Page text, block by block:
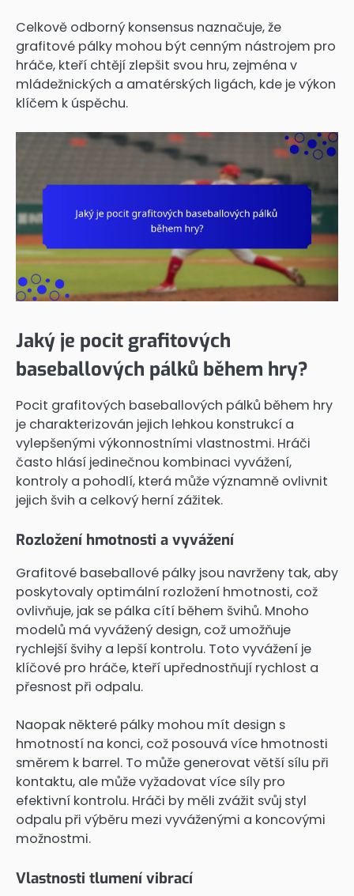
Celkově odborný konsensus naznačuje, že
grafitové pálky mohou být cenným nástrojem pro
hráče, kteří chtějí zlepšit svou hru, zejména v
mládežnických a amatérských ligách, kde je výkon
klíčem k úspěchu.
Jaký je pocit grafitových
baseballových pálků během hry?
Pocit grafitových baseballových pálků během hry
je charakterizován jejich lehkou konstrukcí a
vylepšenými výkonnostními vlastnostmi. Hráči
často hlásí jedinečnou kombinaci vyvážení,
kontroly a pohodlí, která může významně ovlivnit
jejich švih a celkový herní zážitek.
Rozložení hmotnosti a vyvážení
Grafitové baseballové pálky jsou navrženy tak, aby
poskytovaly optimální rozložení hmotnosti, což
ovlivňuje, jak se pálka cítí během švihů. Mnoho
modelů má vyvážený design, což umožňuje
rychlejší švihy a lepší kontrolu. Toto vyvážení je
klíčové pro hráče, kteří upřednostňují rychlost a
přesnost při odpalu.
Naopak některé pálky mohou mít design s
hmotností na konci, což posouvá více hmotnosti
směrem k barrel. To může generovat větší sílu při
kontaktu, ale může vyžadovat více síly pro
efektivní kontrolu. Hráči by měli zvážit svůj styl
odpalu při výběru mezi vyváženými a koncovými
možnostmi.
Vlastnosti tlumení vibrací